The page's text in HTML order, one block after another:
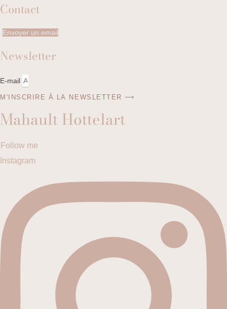
Contact
Envoyer un email
Newsletter
E-mail
M'INSCRIRE À LA NEWSLETTER ⟶
Mahault Hottelart
Follow me
Instagram